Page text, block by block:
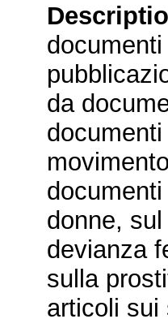
da
donne,
devianza
sulla
articoli sui